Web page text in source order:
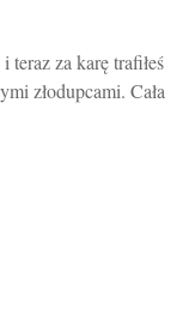
teraz za karę trafiłeś
złodupcami. Cała